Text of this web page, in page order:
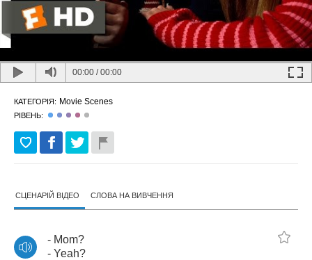
00:00 /00:00
КАТЕГОРІЯ: Movie Scenes
РІВЕНЬ:
СЦЕНАРІЙ ВІДЕО СЛОВА НА ВИВЧЕННЯ
- Mom?
- Yeah?